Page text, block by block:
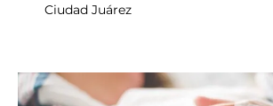
Ciudad Juárez